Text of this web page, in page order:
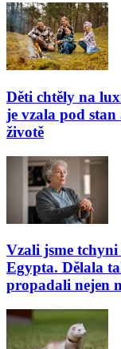
Děti chtěly na
je vzala pod
životě
Vzali jsme tchyni
Egypta. Dělala
propadali nejen